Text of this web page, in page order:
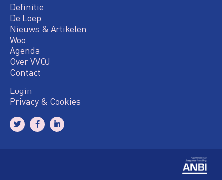
Definitie
De Loep
Nieuws & Artikelen
Woo
Agenda
Over VVOJ
Contact
Login
Privacy & Cookies